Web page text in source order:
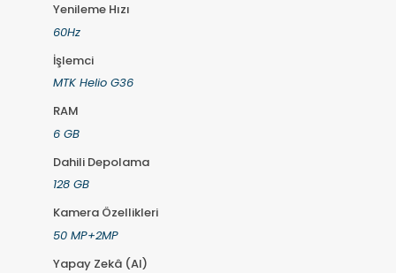
Yenileme Hızı
60Hz
İşlemci
MTK Helio G36
RAM
6 GB
Dahili Depolama
128 GB
Kamera Özellikleri
50 MP+2MP
Yapay Zekâ (AI)